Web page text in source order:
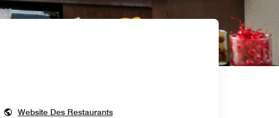
Website Des RestaurantsOpens In New Window